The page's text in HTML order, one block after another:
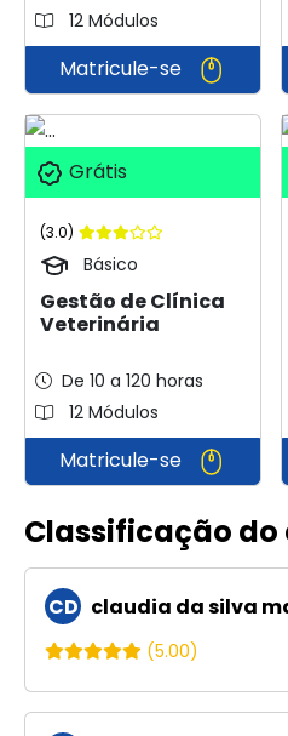
12 Módulos
Matricule-se
Grátis
(3.0)
Básico
Gestão de Clínica
Veterinária
De 10 a 120 horas
12 Módulos
Matricule-se
Classificação do
CD claudia da silva
(5.00)